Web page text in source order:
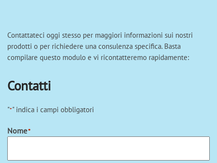
Contattateci oggi stesso per maggiori informazioni sui nostri
prodotti o per richiedere una consulenza specifica. Basta
compilare questo modulo e vi ricontatteremo rapidamente:
Contatti
"*" indica i campi obbligatori
Nome*